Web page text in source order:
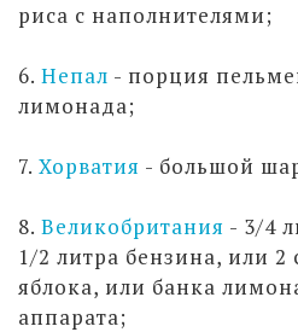
риса с наполнителями;
6. Непал - порция
лимонада;
7. Хорватия - большой
8. Великобритания - 3/4
1/2 литра бензина, или 2
яблока, или банка
аппарата;